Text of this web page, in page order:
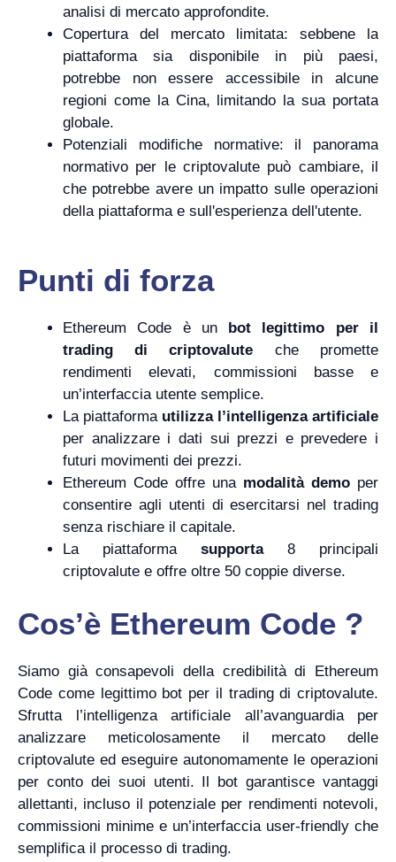
analisi di mercato approfondite.
Copertura del mercato limitata: sebbene la
piattaforma sia disponibile in più paesi,
potrebbe non essere accessibile in alcune
regioni come la Cina, limitando la sua portata
globale.
Potenziali modifiche normative: il panorama
normativo per le criptovalute può cambiare, il
che potrebbe avere un impatto sulle operazioni
della piattaforma e sull'esperienza dell'utente.
Punti di forza
Ethereum Code è un bot legittimo per il
trading di criptovalute che promette
rendimenti elevati, commissioni basse e
un’interfaccia utente semplice.
La piattaforma utilizza l’intelligenza artificiale
per analizzare i dati sui prezzi e prevedere i
futuri movimenti dei prezzi.
Ethereum Code offre una modalità demo per
consentire agli utenti di esercitarsi nel trading
senza rischiare il capitale.
La piattaforma supporta8 principali
criptovalute e offre oltre 50 coppie diverse.
Cos’è Ethereum Code ?
Siamo già consapevoli della credibilità di Ethereum
Code come legittimo bot per il trading di criptovalute.
Sfrutta l’intelligenza artificiale all’avanguardia per
analizzare meticolosamente il mercato delle
criptovalute ed eseguire autonomamente le operazioni
per conto dei suoi utenti. Il bot garantisce vantaggi
allettanti, incluso il potenziale per rendimenti notevoli,
commissioni minime e un’interfaccia user-friendly che
semplifica il processo di trading.